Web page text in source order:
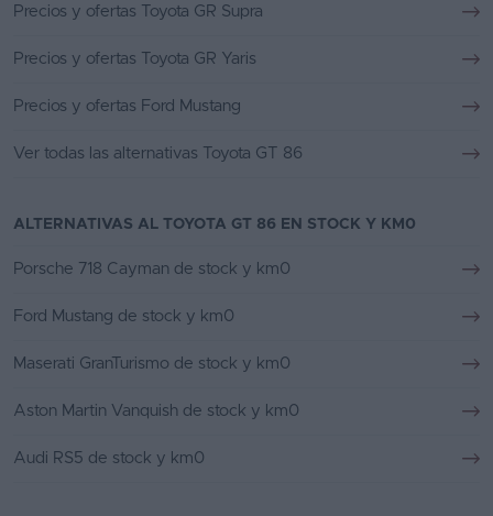
Precios y ofertas Toyota GR Supra
Precios y ofertas Toyota GR Yaris
Precios y ofertas Ford Mustang
Ver todas las alternativas Toyota GT 86
ALTERNATIVAS AL TOYOTA GT 86 EN STOCK Y KM0
Porsche 718 Cayman de stock y km0
Ford Mustang de stock y km0
Maserati GranTurismo de stock y km0
Aston Martin Vanquish de stock y km0
Audi RS5 de stock y km0